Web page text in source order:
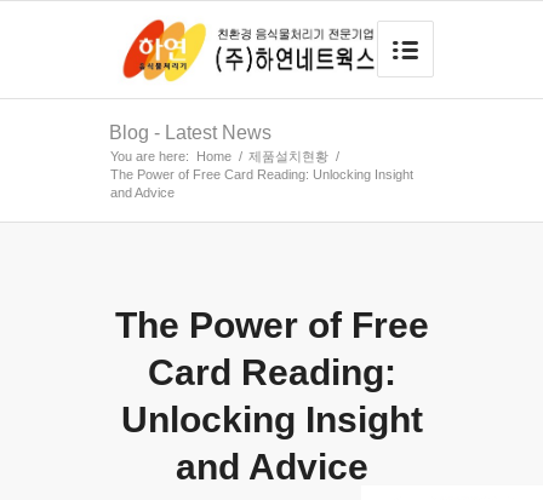
Blog - Latest News
You are here: Home / 제품설치현황 /
The Power of Free Card Reading: Unlocking Insight
and Advice
The Power of Free
Card Reading:
Unlocking Insight
and Advice